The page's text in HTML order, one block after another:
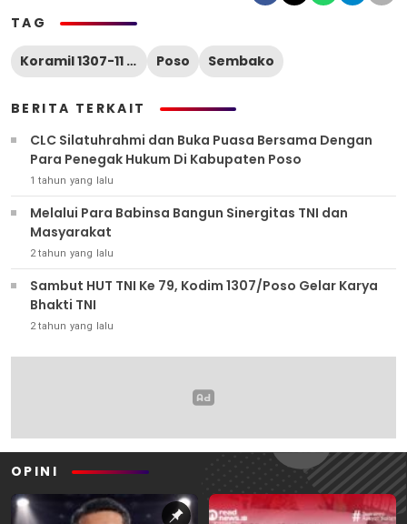
TAG
Koramil 1307-11 Poso Poso Sembako
BERITA TERKAIT
CLC Silatuhrahmi dan Buka Puasa Bersama Dengan
Para Penegak Hukum Di Kabupaten Poso
1 tahun yang lalu
Melalui Para Babinsa Bangun Sinergitas TNI dan
Masyarakat
2 tahun yang lalu
Sambut HUT TNI Ke 79, Kodim 1307/Poso Gelar Karya
Bhakti TNI
2 tahun yang lalu
OPINI